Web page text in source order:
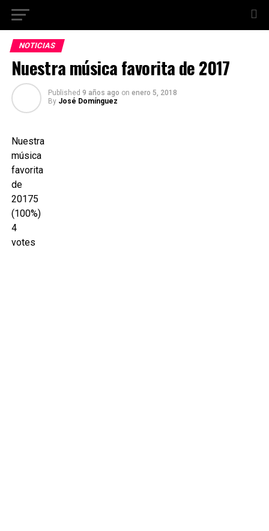
NOTICIAS
Nuestra música favorita de 2017
Published 9 años ago on enero 5, 2018
By José Domínguez
Nuestra
música
favorita
de
20175
(100%)
4
votes